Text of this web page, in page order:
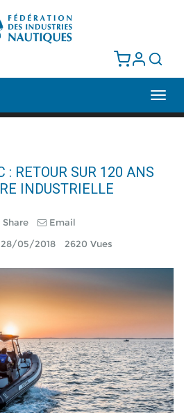
: RETOUR SUR 120 ANS
INDUSTRIELLE
Share
Email
28/05/2018 2620 Vues